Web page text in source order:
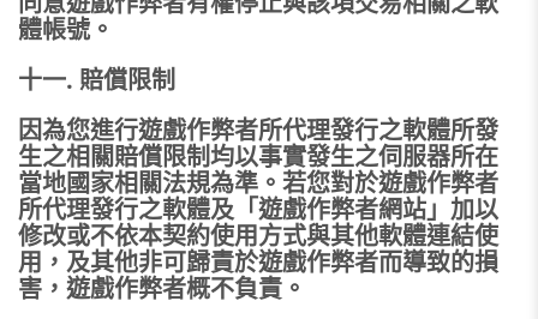
體帳號。
十一. 賠償限制
因為您進行遊戲作弊者所代理發行之軟體所發
生之相關賠償限制均以事實發生之伺服器所在
當地國家相關法規為準。若您對於遊戲作弊者
所代理發行之軟體及「遊戲作弊者網站」加以
修改或不依本契約使用方式與其他軟體連結使
用，及其他非可歸責於遊戲作弊者而導致的損
害，遊戲作弊者概不負責。